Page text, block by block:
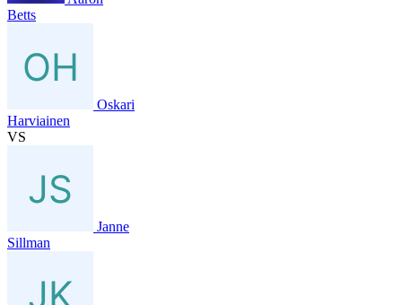
Betts
Oskari
Harviainen
VS
Janne
Sillman